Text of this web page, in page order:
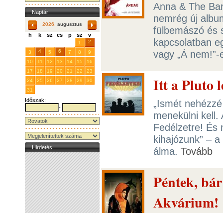
Naptár
2026. augusztus
h k sz cs p sz v
1
2
3
4 5 6 7 8
9
10
11 12 13 14 15
16
17
18 19 20 21 22
23
24
25 26 27 28 29
30
31
Időszak:
-
Hirdetés
Anna & The
nemrég új
fülbemászó és
kapcsolatban
vagy „Á
Itt a Pluto
„Ismét
menekülni kell.
Fedélzetre! És
kihajózunk” –
álma. Tovább
Péntek,
Akvárium!